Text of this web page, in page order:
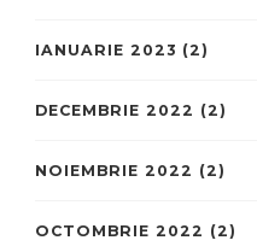
IANUARIE 2023 (2)
DECEMBRIE 2022 (2)
NOIEMBRIE 2022 (2)
OCTOMBRIE 2022 (2)